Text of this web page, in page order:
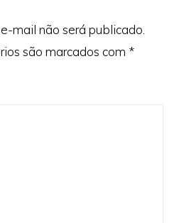
mail não será publicado.
são marcados com *